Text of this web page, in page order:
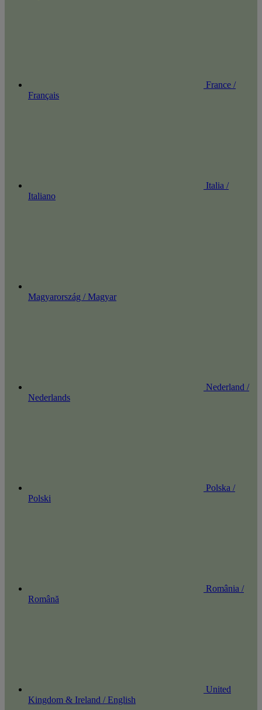
France /
Français
Italia /
Italiano
Magyarország / Magyar
Nederland /
Nederlands
Polska /
Polski
România /
Română
United
Kingdom & Ireland / English